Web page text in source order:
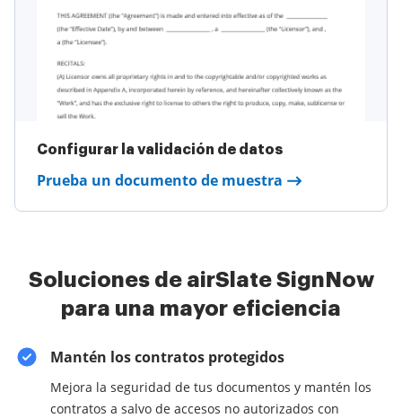
Configurar la validación de datos
Prueba un documento de muestra
Soluciones de airSlate SignNow
para una mayor eficiencia
Mantén los contratos protegidos
Mejora la seguridad de tus documentos y mantén los
contratos a salvo de accesos no autorizados con